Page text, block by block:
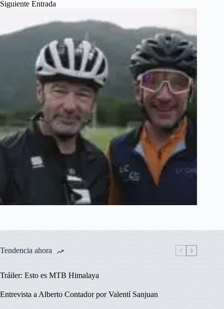
Siguiente Entrada
Tendencia ahora
Tráiler: Esto es MTB Himalaya
Entrevista a Alberto Contador por Valentí Sanjuan